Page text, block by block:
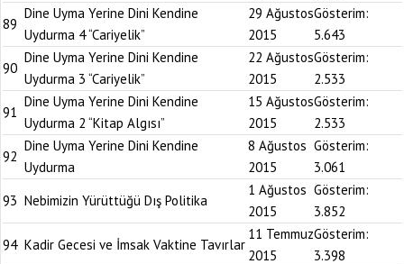
89
Dine Uyma Yerine Dini Kendine
Uydurma 4 “Cariyelik”
29 Ağustos
2015
Gösterim:
5.643
90
Dine Uyma Yerine Dini Kendine
Uydurma 3 “Cariyelik”
22 Ağustos
2015
Gösterim:
2.533
91
Dine Uyma Yerine Dini Kendine
Uydurma 2 “Kitap Algısı”
15 Ağustos
2015
Gösterim:
2.533
92
Dine Uyma Yerine Dini Kendine
Uydurma
8 Ağustos
2015
Gösterim:
3.061
93 Nebimizin Yürüttüğü Dış Politika
1 Ağustos
2015
Gösterim:
3.852
94 Kadir Gecesi ve İmsak Vaktine Tavırlar
11 Temmuz
2015
Gösterim:
3.398